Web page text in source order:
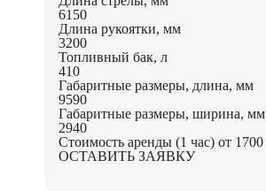
6150
Длина рукоятки, мм
3200
Топливный бак, л
410
Габаритные размеры, длина, мм
9590
Габаритные размеры, ширина, мм
2940
Стоимость аренды (1 час) от 1700
ОСТАВИТЬ ЗАЯВКУ